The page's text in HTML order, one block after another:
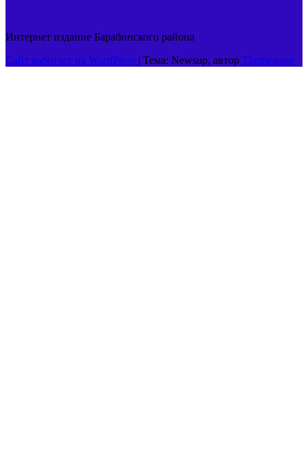
Интернет издание Барабинского района
Сайт работает на WordPress | Тема: Newsup, автор Themeansar